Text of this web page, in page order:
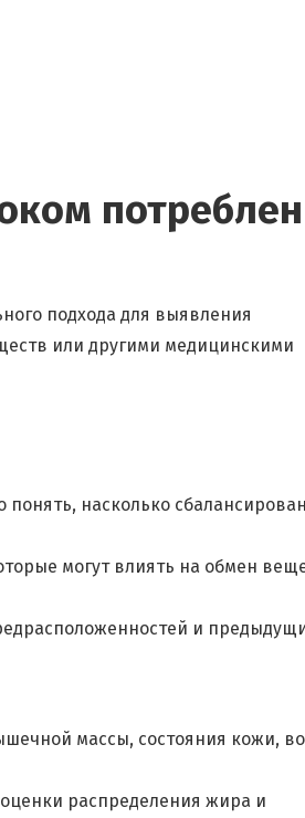
подхода для выявления
или другими медицинскими
насколько
могут влиять на обмен
и
массы, состояния кожи,
распределения жира и